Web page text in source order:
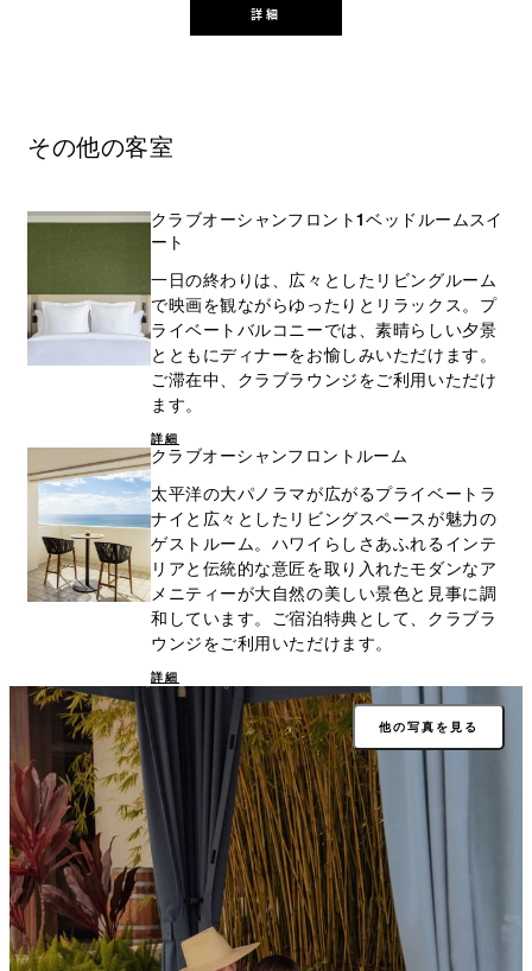
詳細
その他の客室
クラブオーシャンフロント1ベッドルームスイ
ート
一日の終わりは、広々としたリビングルーム
で映画を観ながらゆったりとリラックス。プ
ライベートバルコニーでは、素晴らしい夕景
とともにディナーをお愉しみいただけます。
ご滞在中、クラブラウンジをご利用いただけ
ます。
詳細
クラブオーシャンフロントルーム
太平洋の大パノラマが広がるプライベートラ
ナイと広々としたリビングスペースが魅力の
ゲストルーム。ハワイらしさあふれるインテ
リアと伝統的な意匠を取り入れたモダンなア
メニティーが大自然の美しい景色と見事に調
和しています。ご宿泊特典として、クラブラ
ウンジをご利用いただけます。
詳細
他の写真を見る